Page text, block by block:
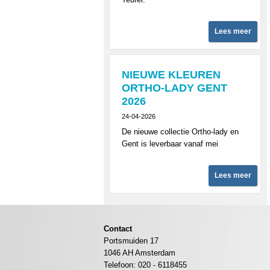
Lees meer
NIEUWE KLEUREN
ORTHO-LADY GENT
2026
24-04-2026
De nieuwe collectie Ortho-lady en
Gent is leverbaar vanaf mei
Lees meer
Contact
Portsmuiden 17
1046 AH Amsterdam
Telefoon: 020 - 6118455